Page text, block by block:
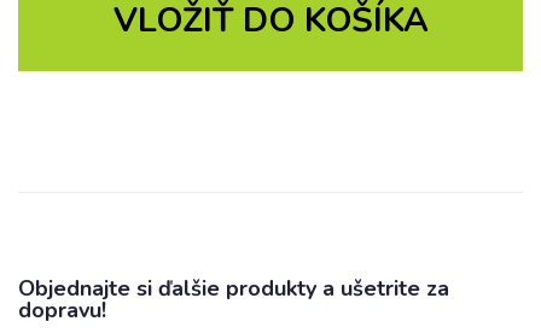
VLOŽIŤ DO KOŠÍKA
Objednajte si ďalšie produkty a ušetrite za
dopravu!